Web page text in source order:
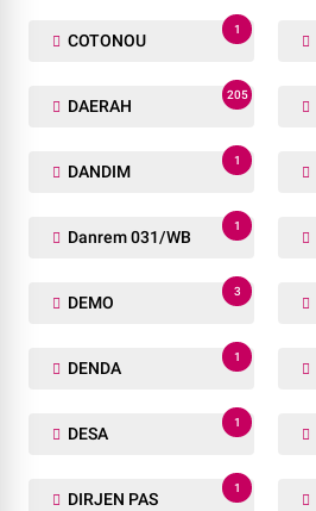
COTONOU
1
DAERAH
205
DANDIM
1
Danrem 031/WB
1
DEMO
3
DENDA
1
DESA
1
DIRJEN PAS
1